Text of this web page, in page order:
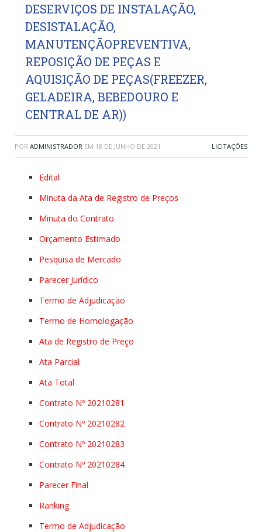
DESERVIÇOS DE INSTALAÇÃO,
DESISTALAÇÃO,
MANUTENÇÃOPREVENTIVA,
REPOSIÇÃO DE PEÇAS E
AQUISIÇÃO DE PEÇAS(FREEZER,
GELADEIRA, BEBEDOURO E
CENTRAL DE AR))
POR ADMINISTRADOR EM 18 DE JUNHO DE 2021 LICITAÇÕES
Edital
Minuta da Ata de Registro de Preços
Minuta do Contrato
Orçamento Estimado
Pesquisa de Mercado
Parecer Jurídico
Termo de Adjudicação
Termo de Homologação
Ata de Registro de Preço
Ata Parcial
Ata Total
Contrato Nº 20210281
Contrato Nº 20210282
Contrato Nº 20210283
Contrato Nº 20210284
Parecer Final
Ranking
Termo de Adjudicação